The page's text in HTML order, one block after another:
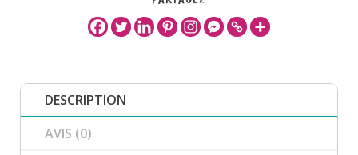
DESCRIPTION
AVIS (0)